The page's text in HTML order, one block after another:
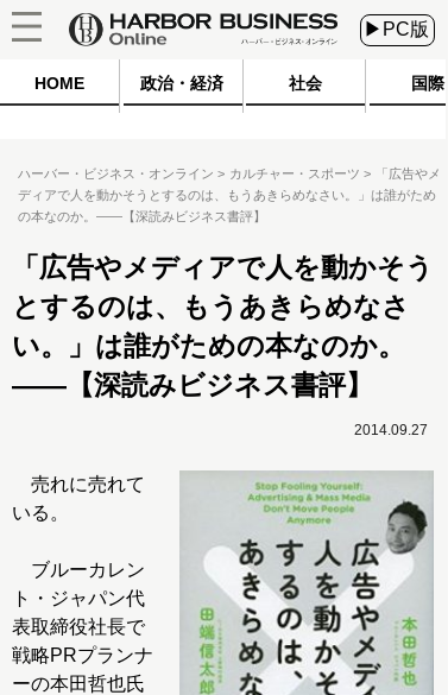
▶PC版
HOME 政治・経済 社会 国際
ハーバー・ビジネス・オンライン カルチャー・スポーツ
「広告やメ
ディアで人を動かそうとするのは、もうあきらめなさい。」は誰がため
の本なのか。――【深読みビジネス書評】
「広告やメディアで人を動かそう
とするのは、もうあきらめなさ
い。」は誰がための本なのか。
――【深読みビジネス書評】
2014.09.27
売れに売れて
いる。
ブルーカレン
ト・ジャパン代
表取締役社長で
戦略PRプランナ
ーの本田哲也氏